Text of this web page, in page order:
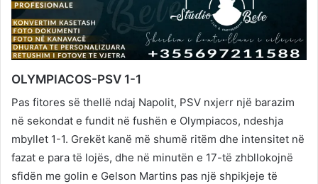
OLYMPIACOS-PSV 1-1
Pas fitores së thellë ndaj Napolit, PSV nxjerr një barazim
në sekondat e fundit në fushën e Olympiacos, ndeshja
mbyllet 1-1. Grekët kanë më shumë ritëm dhe intensitet në
fazat e para të lojës, dhe në minutën e 17-të zhbllokojnë
sfidën me golin e Gelson Martins pas një shpikjeje të